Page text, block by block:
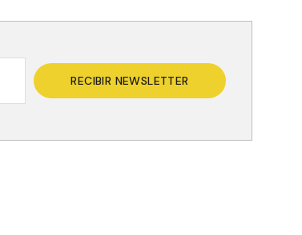
RECIBIR NEWSLETTER